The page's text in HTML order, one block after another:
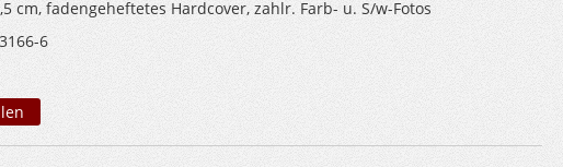
cm, fadengeheftetes Hardcover, zahlr. Farb- u. S/w-Fotos
6